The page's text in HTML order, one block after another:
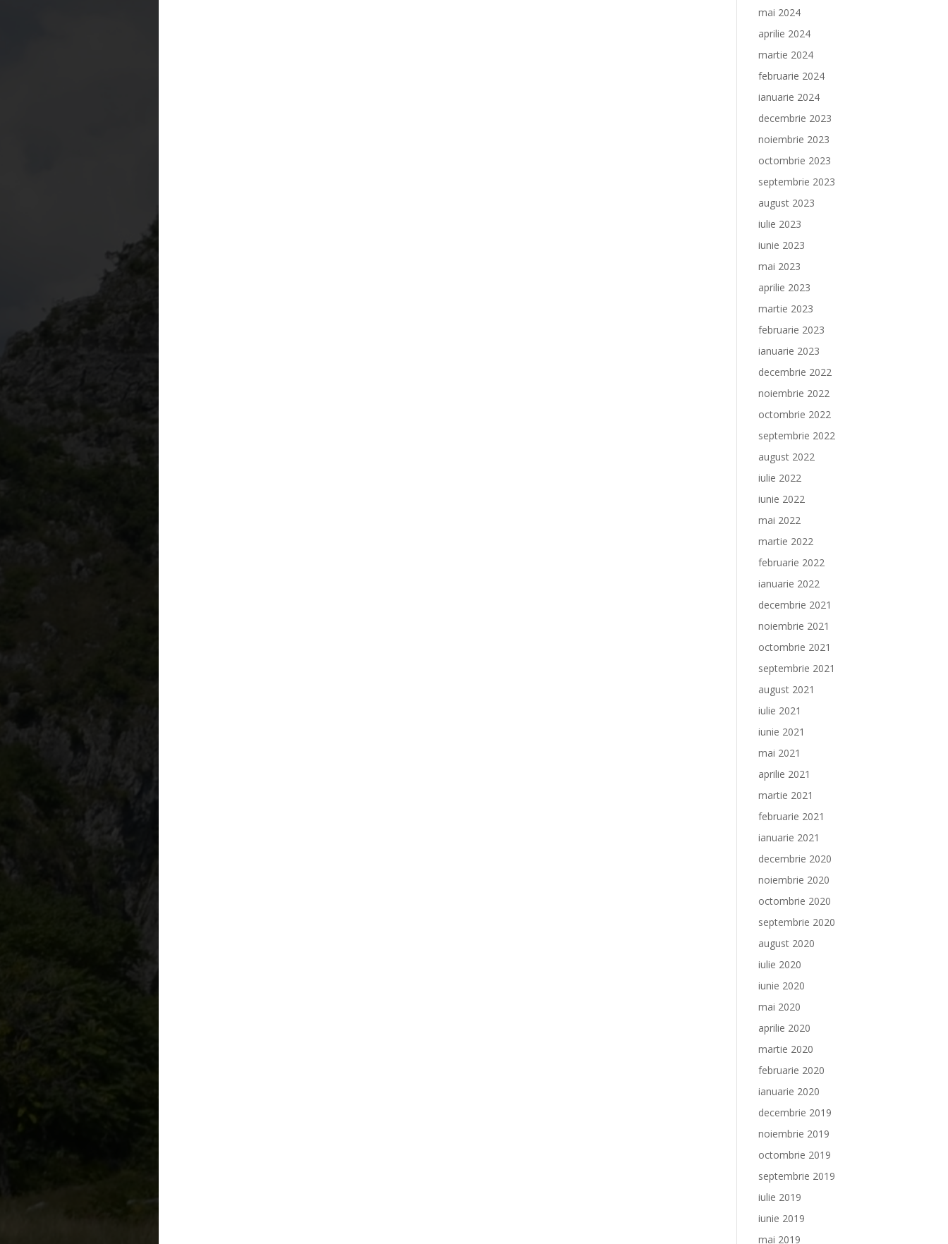
mai 2024
aprilie 2024
martie 2024
februarie 2024
ianuarie 2024
decembrie 2023
noiembrie 2023
octombrie 2023
septembrie 2023
august 2023
iulie 2023
iunie 2023
mai 2023
aprilie 2023
martie 2023
februarie 2023
ianuarie 2023
decembrie 2022
noiembrie 2022
octombrie 2022
septembrie 2022
august 2022
iulie 2022
iunie 2022
mai 2022
martie 2022
februarie 2022
ianuarie 2022
decembrie 2021
noiembrie 2021
octombrie 2021
septembrie 2021
august 2021
iulie 2021
iunie 2021
mai 2021
aprilie 2021
martie 2021
februarie 2021
ianuarie 2021
decembrie 2020
noiembrie 2020
octombrie 2020
septembrie 2020
august 2020
iulie 2020
iunie 2020
mai 2020
aprilie 2020
martie 2020
februarie 2020
ianuarie 2020
decembrie 2019
noiembrie 2019
octombrie 2019
septembrie 2019
iulie 2019
iunie 2019
mai 2019